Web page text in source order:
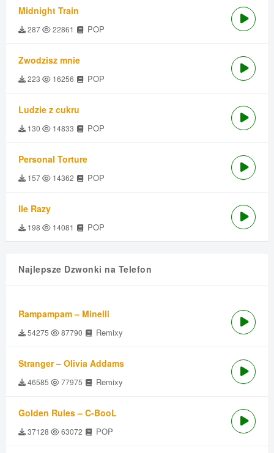
Midnight Train
287 22861 POP
Zwodzisz mnie
223 16256 POP
Ludzie z cukru
130 14833 POP
Personal Torture
157 14362 POP
Ile Razy
198 14081 POP
Najlepsze Dzwonki na Telefon
Rampampam – Minelli
54275 87790 Remixy
Stranger – Olivia Addams
46585 77975 Remixy
Golden Rules – C-BooL
37128 63072 POP